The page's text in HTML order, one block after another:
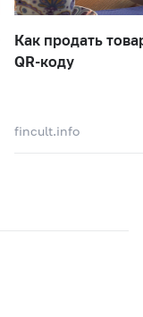
Как продать
QR-коду
fincult.info